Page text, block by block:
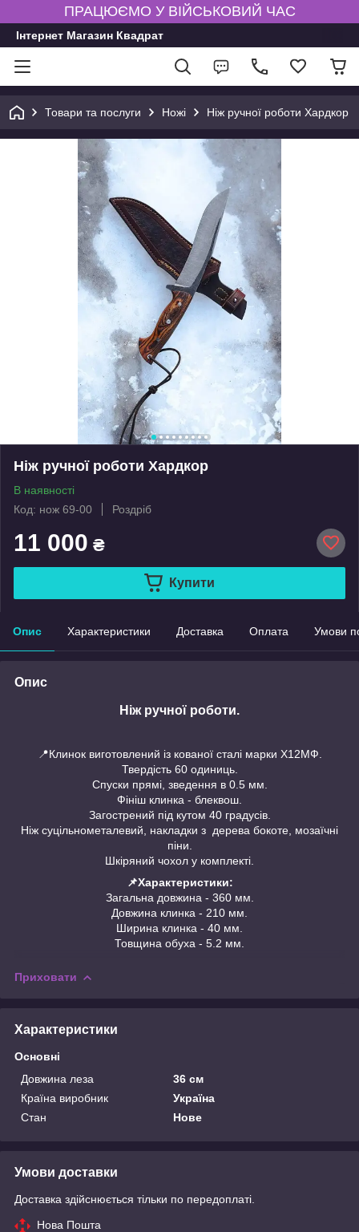
ПРАЦЮЄМО У ВІЙСЬКОВИЙ ЧАС
Інтернет Магазин Квадрат
Товари та послуги Ножі Ніж ручної роботи Хардкор
Ніж ручної роботи Хардкор
В наявності
Код: нож 69-00
Роздріб
11 000 ₴
Купити
Опис Характеристики Доставка Оплата Умови
Опис
Ніж ручної роботи.
📍Клинок виготовлений із кованої сталі марки Х12МФ.
Твердість 60 одиниць.
Спуски прямі, зведення в 0.5 мм.
Фініш клинка - блеквош.
Загострений під кутом 40 градусів.
Ніж суцільнометалевий, накладки з дерева бокоте, мозаїчні
піни.
Шкіряний чохол у комплекті.
📌Характеристики:
Загальна довжина - 360 мм.
Довжина клинка - 210 мм.
Ширина клинка - 40 мм.
Товщина обуха - 5.2 мм.
Приховати
Характеристики
Основні
Довжина леза
36 см
Країна виробник
Україна
Стан
Нове
Умови доставки
Доставка здійснюється тільки по передоплаті.
Нова Пошта